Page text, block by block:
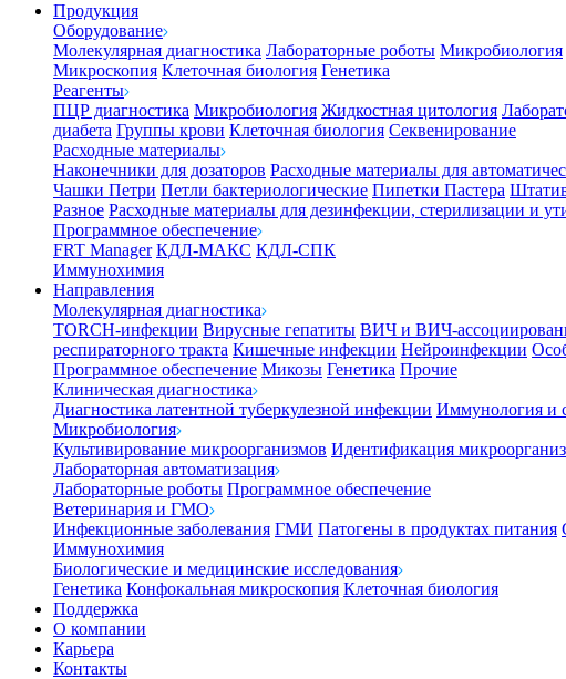
Продукция
Оборудование
Молекулярная диагностика Лабораторные роботы Микробиология
Микроскопия Клеточная биология Генетика
Реагенты
ПЦР диагностика Микробиология Жидкостная цитология
диабета Группы крови Клеточная биология Секвенирование
Расходные материалы
Наконечники для дозаторов Расходные материалы для
Чашки Петри Петли бактериологические Пипетки Пастера
Разное Расходные материалы для дезинфекции, стерилизации и
Программное обеспечение
FRT Manager КДЛ-МАКС КДЛ-СПК
Иммунохимия
Направления
Молекулярная диагностика
TORCH-инфекции Вирусные гепатиты ВИЧ и ВИЧ-
респираторного тракта Кишечные инфекции Нейроинфекции
Программное обеспечение Микозы Генетика Прочие
Клиническая диагностика
Диагностика латентной туберкулезной инфекции Иммунология и
Микробиология
Культивирование микроорганизмов Идентификация
Лабораторная автоматизация
Лабораторные роботы Программное обеспечение
Ветеринария и ГМО
Инфекционные заболевания ГМИ Патогены в продуктах питания
Иммунохимия
Биологические и медицинские исследования
Генетика Конфокальная микроскопия Клеточная биология
Поддержка
О компании
Карьера
Контакты